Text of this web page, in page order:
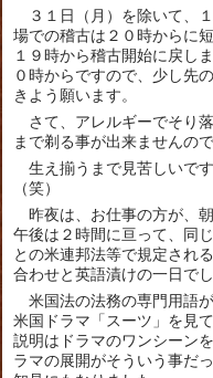
３１日（月）を除いて、
場での稽古は２０時からに
１９時から稽古開始に戻し
０時からですので、少し先
きよう願います。
さて、アレルギーでそり
まで剃る事が出来ませんの
生え揃うまで見苦しいで
（笑）
昨夜は、お仕事の方が、
午後は２時間に亘って、同
との米連邦法等で規定され
合わせと英語漬けの一日でし
米国法の法務の専門用語
米国ドラマ「スーツ」を見
説明はドラマのワンシーン
ラマの展開がそういう事だ